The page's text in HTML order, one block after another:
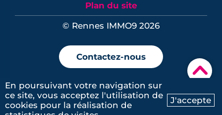
Ma recherche Contactez-nous
▾
Plan du site
© Rennes IMMO9 2026
Contactez-nous
En poursuivant votre navigation sur
ce site, vous acceptez l'utilisation de
cookies pour la réalisation de
J'accepte